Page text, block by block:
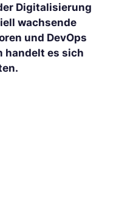
Digitalisierung
wachsende
und DevOps
handelt es sich